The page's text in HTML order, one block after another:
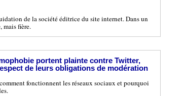
de la société éditrice du site internet. Dans un
mais fière.
portent plainte contre Twitter,
de leurs obligations de modération
fonctionnent les réseaux sociaux et pourquoi